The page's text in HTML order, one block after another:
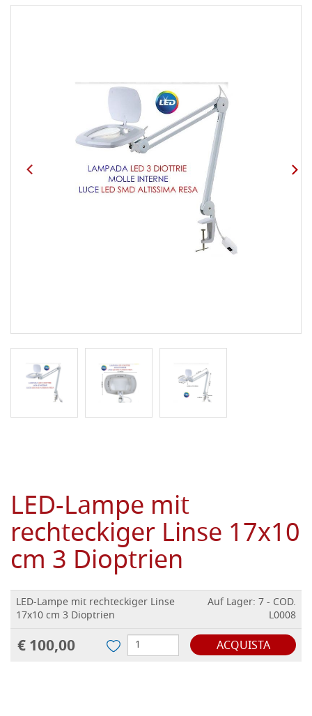
LED-Lampe mit
rechteckiger Linse 17x10
cm 3 Dioptrien
LED-Lampe mit rechteckiger Linse
17x10 cm 3 Dioptrien
Auf Lager: 7 - COD.
L0008
€ 100,00 ACQUISTA